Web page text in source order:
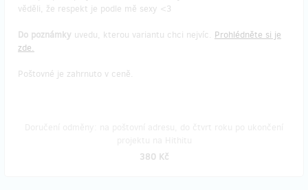
věděli, že respekt je podle mě sexy <3
Do poznámky uvedu, kterou variantu chci nejvíc. Prohlédněte si je
zde.
Poštovné je zahrnuto v ceně.
380 Kč